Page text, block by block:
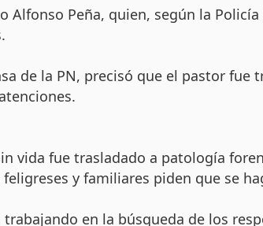
Alfonso Peña, quien, según la
de la PN, precisó que el pastor
vida fue trasladado a patología
y familiares piden que se
en la búsqueda de los